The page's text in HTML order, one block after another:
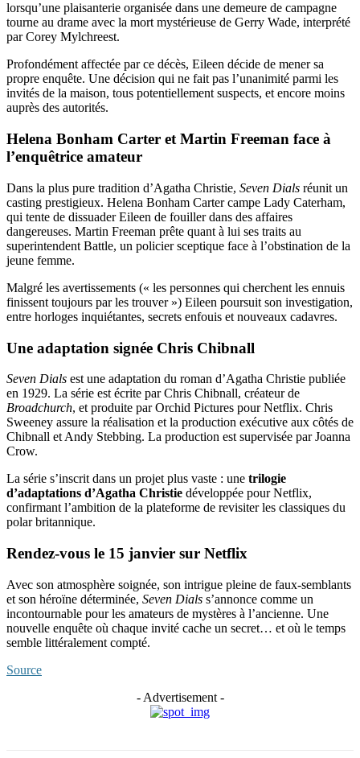
lorsqu’une plaisanterie organisée dans une demeure de campagne
tourne au drame avec la mort mystérieuse de Gerry Wade, interprété
par Corey Mylchreest.
Profondément affectée par ce décès, Eileen décide de mener sa
propre enquête. Une décision qui ne fait pas l’unanimité parmi les
invités de la maison, tous potentiellement suspects, et encore moins
auprès des autorités.
Helena Bonham Carter et Martin Freeman face à
l’enquêtrice amateur
Dans la plus pure tradition d’Agatha Christie, Seven Dials réunit un
casting prestigieux. Helena Bonham Carter campe Lady Caterham,
qui tente de dissuader Eileen de fouiller dans des affaires
dangereuses. Martin Freeman prête quant à lui ses traits au
superintendent Battle, un policier sceptique face à l’obstination de la
jeune femme.
Malgré les avertissements (« les personnes qui cherchent les ennuis
finissent toujours par les trouver ») Eileen poursuit son investigation,
entre horloges inquiétantes, secrets enfouis et nouveaux cadavres.
Une adaptation signée Chris Chibnall
Seven Dials est une adaptation du roman d’Agatha Christie publiée
en 1929. La série est écrite par Chris Chibnall, créateur de
Broadchurch, et produite par Orchid Pictures pour Netflix. Chris
Sweeney assure la réalisation et la production exécutive aux côtés de
Chibnall et Andy Stebbing. La production est supervisée par Joanna
Crow.
La série s’inscrit dans un projet plus vaste : une trilogie
d’adaptations d’Agatha Christie développée pour Netflix,
confirmant l’ambition de la plateforme de revisiter les classiques du
polar britannique.
Rendez-vous le 15 janvier sur Netflix
Avec son atmosphère soignée, son intrigue pleine de faux-semblants
et son héroïne déterminée, Seven Dials s’annonce comme un
incontournable pour les amateurs de mystères à l’ancienne. Une
nouvelle enquête où chaque invité cache un secret… et où le temps
semble littéralement compté.
Source
- Advertisement -